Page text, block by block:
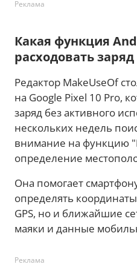
Реклама
Какая функция
расходовать
Редактор MakeUseOf
на Google Pixel 10 Pro,
заряд без активного
нескольких недель
внимание на функцию
определение
Она помогает
определять
GPS, но и ближайшие
маяки и данные
Реклама